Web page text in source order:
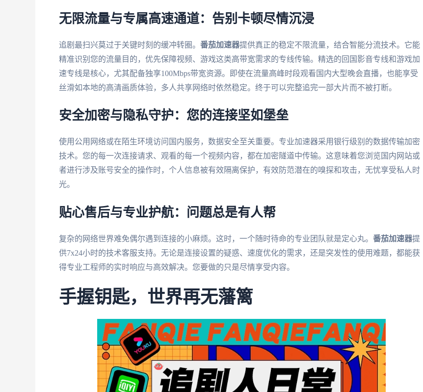
无限流量与专属高速通道：告别卡顿尽情沉浸
追剧最扫兴莫过于关键时刻的缓冲转圈。 番茄加速器提供真正的稳定不限流量，结合智能分流技术。它能
精准识别您的流量目的，优先保障视频、游戏这类高带宽需求的专线传输。精选的回国影音专线和游戏加
速专线是核心，尤其配备独享100Mbps带宽资源。即使在流量高峰时段观看国内大型晚会直播，也能享受
丝滑如本地的高清画质体验，多人共享网络时依然稳定。终于可以完整追完一部大片而不被打断。
安全加密与隐私守护：您的连接坚如堡垒
使用公用网络或在陌生环境访问国内服务，数据安全至关重要。专业加速器采用银行级别的数据传输加密
技术。您的每一次连接请求、观看的每一个视频内容，都在加密隧道中传输。这意味着您浏览国内网站或
者进行涉及账号安全的操作时，个人信息被有效隔离保护，有效防范潜在的嗅探和攻击，无忧享受私人时
光。
贴心售后与专业护航：问题总是有人帮
复杂的网络世界难免偶尔遇到连接的小麻烦。这时，一个随时待命的专业团队就是定心丸。 番茄加速器提
供7x24小时的技术客服支持。无论是连接设置的疑惑、速度优化的需求，还是突发性的使用难题，都能获
得专业工程师的实时响应与高效解决。您要做的只是尽情享受内容。
手握钥匙，世界再无藩篱